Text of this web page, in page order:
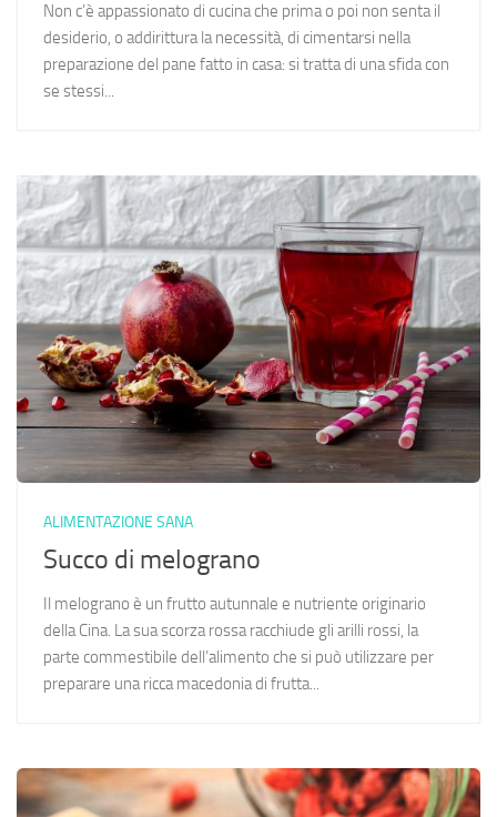
Non c’è appassionato di cucina che prima o poi non senta il
desiderio, o addirittura la necessità, di cimentarsi nella
preparazione del pane fatto in casa: si tratta di una sfida con
se stessi...
ALIMENTAZIONE SANA
Succo di melograno
Il melograno è un frutto autunnale e nutriente originario
della Cina. La sua scorza rossa racchiude gli arilli rossi, la
parte commestibile dell’alimento che si può utilizzare per
preparare una ricca macedonia di frutta...